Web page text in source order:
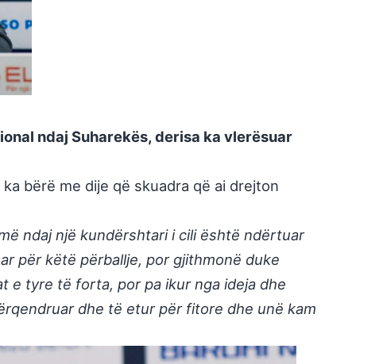
ndaj Suharekës, derisa ka vlerësuar
bërë me dije që skuadra që ai drejton
ndaj një kundërshtari i cili është ndërtuar
për këtë përballje, por gjithmonë duke
e tyre të forta, por pa ikur nga ideja dhe
dhe të etur për fitore dhe unë kam